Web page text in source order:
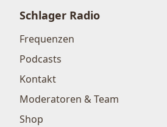
Schlager Radio
Frequenzen
Podcasts
Kontakt
Moderatoren & Team
Shop